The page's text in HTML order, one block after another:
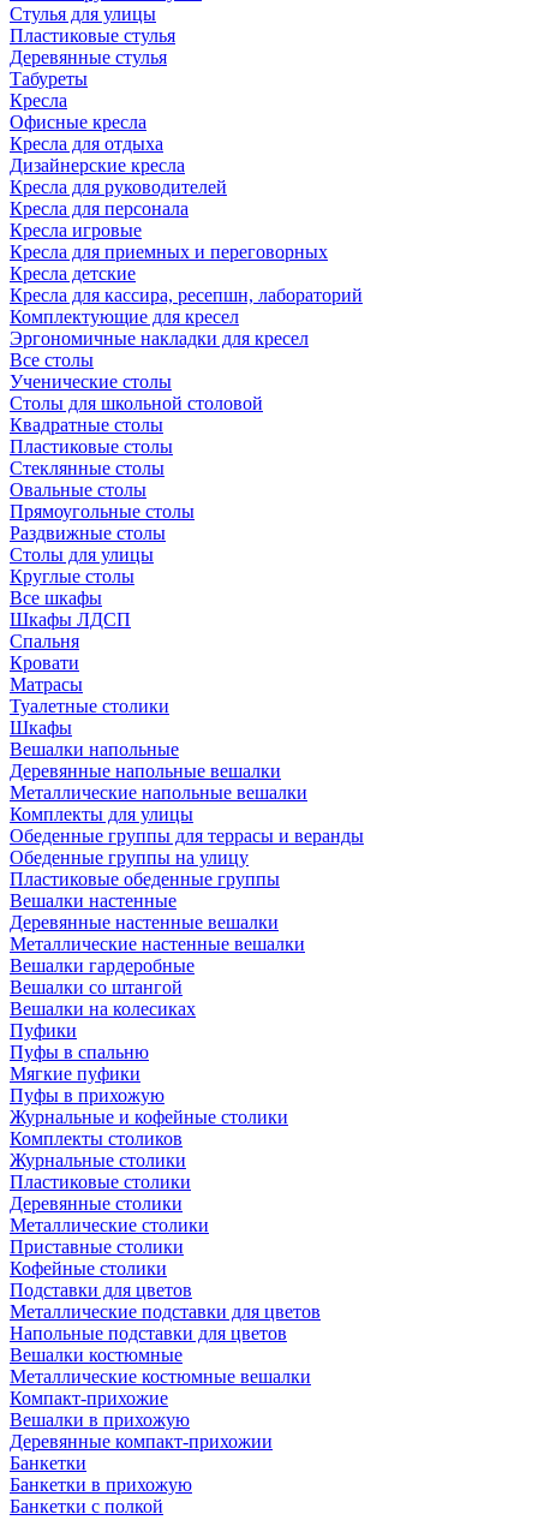
Стулья для улицы
Пластиковые стулья
Деревянные стулья
Табуреты
Кресла
Офисные кресла
Кресла для отдыха
Дизайнерские кресла
Кресла для руководителей
Кресла для персонала
Кресла игровые
Кресла для приемных и переговорных
Кресла детские
Кресла для кассира, ресепшн, лабораторий
Комплектующие для кресел
Эргономичные накладки для кресел
Все столы
Ученические столы
Столы для школьной столовой
Квадратные столы
Пластиковые столы
Стеклянные столы
Овальные столы
Прямоугольные столы
Раздвижные столы
Столы для улицы
Круглые столы
Все шкафы
Шкафы ЛДСП
Спальня
Кровати
Матрасы
Туалетные столики
Шкафы
Вешалки напольные
Деревянные напольные вешалки
Металлические напольные вешалки
Комплекты для улицы
Обеденные группы для террасы и веранды
Обеденные группы на улицу
Пластиковые обеденные группы
Вешалки настенные
Деревянные настенные вешалки
Металлические настенные вешалки
Вешалки гардеробные
Вешалки со штангой
Вешалки на колесиках
Пуфики
Пуфы в спальню
Мягкие пуфики
Пуфы в прихожую
Журнальные и кофейные столики
Комплекты столиков
Журнальные столики
Пластиковые столики
Деревянные столики
Металлические столики
Приставные столики
Кофейные столики
Подставки для цветов
Металлические подставки для цветов
Напольные подставки для цветов
Вешалки костюмные
Металлические костюмные вешалки
Компакт-прихожие
Вешалки в прихожую
Деревянные компакт-прихожии
Банкетки
Банкетки в прихожую
Банкетки с полкой